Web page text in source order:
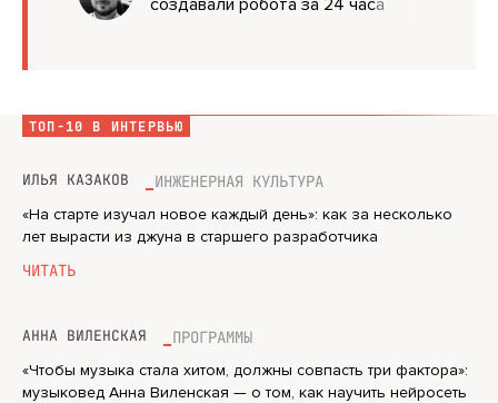
ТОП-10 В ИНТЕРВЬЮ
ИЛЬЯ КАЗАКОВ ИНЖЕНЕРНАЯ КУЛЬТУРА
«На старте изучал новое каждый день»: как за несколько
лет вырасти из джуна в старшего разработчика
ЧИТАТЬ
АННА ВИЛЕНСКАЯ ПРОГРАММЫ
«Чтобы музыка стала хитом, должны совпасть три фактора»:
музыковед Анна Виленская — о том, как научить нейросеть